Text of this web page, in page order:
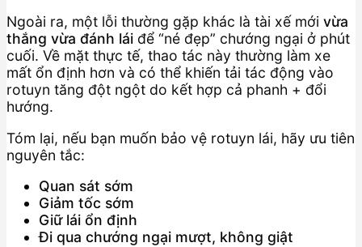
Ngoài ra, một lỗi thường gặp khác là tài xế mới vừa
thắng vừa đánh lái để “né đẹp” chướng ngại ở phút
cuối. Về mặt thực tế, thao tác này thường làm xe
mất ổn định hơn và có thể khiến tải tác động vào
rotuyn tăng đột ngột do kết hợp cả phanh + đổi
hướng.
Tóm lại, nếu bạn muốn bảo vệ rotuyn lái, hãy ưu tiên
nguyên tắc:
Quan sát sớm
Giảm tốc sớm
Giữ lái ổn định
Đi qua chướng ngại mượt, không giật